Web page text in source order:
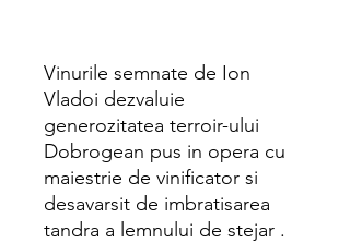
Vinurile semnate de Ion
Vladoi dezvaluie
generozitatea terroir-ului
Dobrogean pus in opera cu
maiestrie de vinificator si
desavarsit de imbratisarea
tandra a lemnului de stejar .